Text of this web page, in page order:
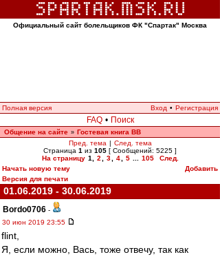
Официальный сайт болельщиков ФК "Спартак" Москва
Полная версия Вход • Регистрация
FAQ • Поиск
Общение на сайте » Гостевая книга ВВ
Пред. тема | След. тема
Страница 1 из 105 [ Сообщений: 5225 ]
На страницу 1 2 3 4 5 105
След.
Начать новую тему
Добавить
Версия для печати
01.06.2019 - 30.06.2019
Bordo0706 -
30 июн 2019 23:55
flint,
Я, если можно, Вась, тоже отвечу, так как